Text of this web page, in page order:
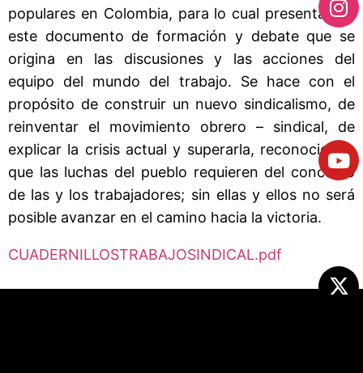
populares en Colombia, para lo cual presentamos
este documento de formación y debate que se
origina en las discusiones y las acciones del
equipo del mundo del trabajo. Se hace con el
propósito de construir un nuevo sindicalismo, de
reinventar el movimiento obrero – sindical, de
explicar la crisis actual y superarla, reconociendo
que las luchas del pueblo requieren del concurso
de las y los trabajadores; sin ellas y ellos no será
posible avanzar en el camino hacia la victoria.
CUADERNILLOSTRABAJOSINDICAL.pdf